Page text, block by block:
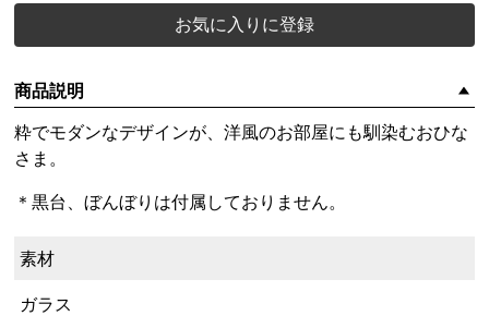
お気に入りに登録
商品説明
粋でモダンなデザインが、洋風のお部屋にも馴染むおひな
さま。
＊黒台、ぼんぼりは付属しておりません。
素材
ガラス